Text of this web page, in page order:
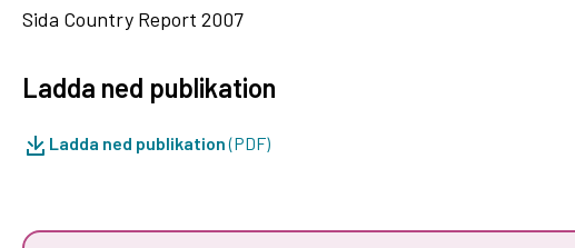
Sida Country Report 2007
Ladda ned publikation
Ladda ned publikation(PDF)